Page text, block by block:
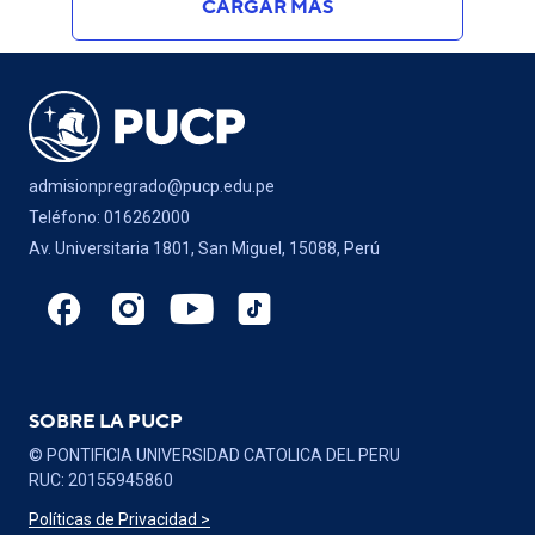
CARGAR MÁS
admisionpregrado@pucp.edu.pe
Teléfono: 016262000
Av. Universitaria 1801, San Miguel, 15088, Perú
SOBRE LA PUCP
© PONTIFICIA UNIVERSIDAD CATOLICA DEL PERU
RUC: 20155945860
Políticas de Privacidad >